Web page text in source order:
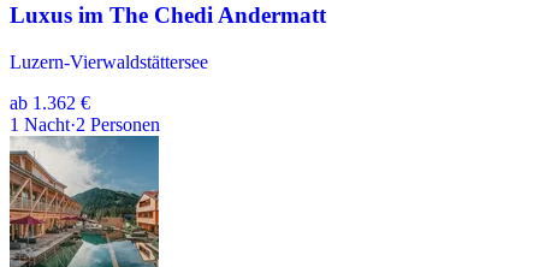
Luxus im The Chedi Andermatt
Luzern-Vierwaldstättersee
ab 1.362 €
1 Nacht·2 Personen